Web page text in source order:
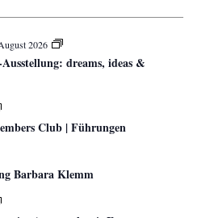
2026
dreams, ideas &
Club | Führungen
Barbara Klemm